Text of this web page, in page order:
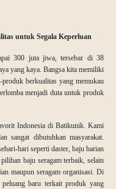
untuk Segala Keperluan
300 juta jiwa, tersebar di 38
yang kaya. Bangsa kita memiliki
berkualitas yang memukau
menjadi duta untuk produk
Indonesia di Batikunik. Kami
sangat dibutuhkan masyarakat.
hari seperti daster, baju harian
baju seragam terbaik, selain
maupun seragam organisasi. Di
baru terkait produk yang